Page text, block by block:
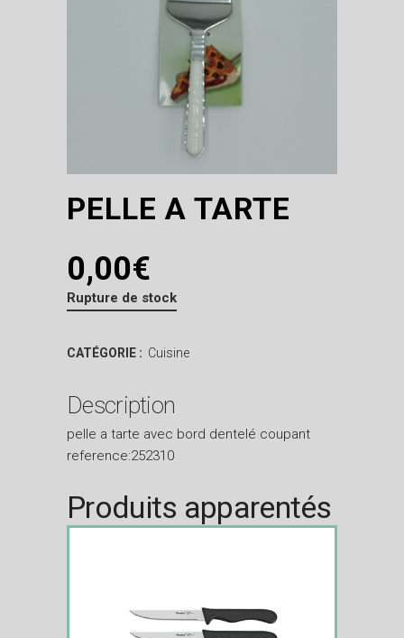
PELLE A TARTE
0,00€
Rupture de stock
CATÉGORIE : Cuisine
Description
pelle a tarte avec bord dentelé coupant
reference:252310
Produits apparentés